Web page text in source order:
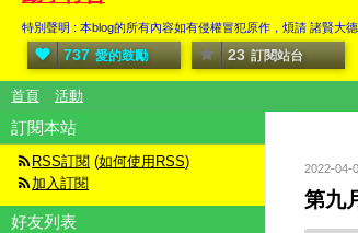
特別聲明 : 本blog的所有內容如有侵權冒犯原作，煩請 諸賢大
737 愛的鼓勵 23 訂閱站台
首頁 活動
2022-04-
第九
訂閱本站
RSS訂閱 (如何使用RSS)
加入訂閱
好友列表